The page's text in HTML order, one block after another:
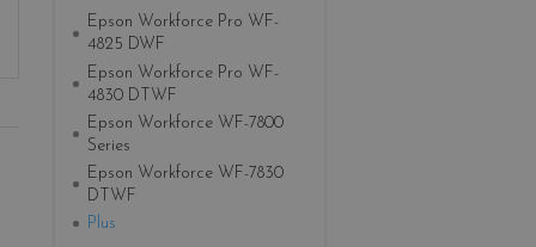
Epson Workforce Pro WF-
4825 DWF
Epson Workforce Pro WF-
4830 DTWF
Epson Workforce WF-7800
Series
Epson Workforce WF-7830
DTWF
Plus